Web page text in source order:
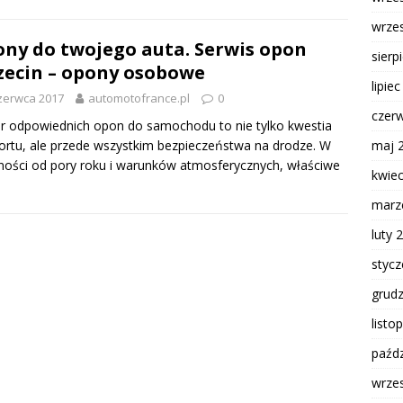
do twojego auta. Serwis opon
– opony osobowe
2017 automotofrance.pl 0
odpowiednich opon do samochodu to nie tylko kwestia
ale przede wszystkim bezpieczeństwa na drodze. W
od pory roku i warunków atmosferycznych, właściwe
maj
luty